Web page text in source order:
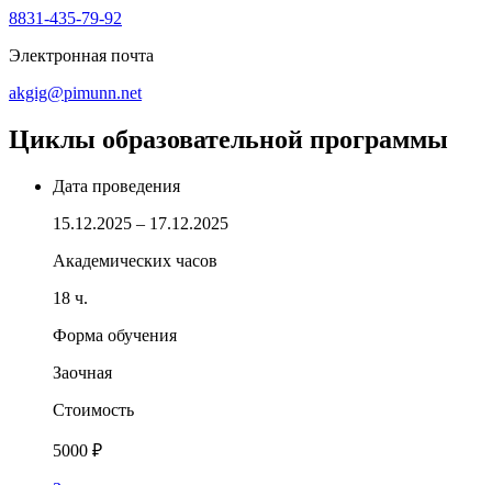
8831-435-79-92
Электронная почта
akgig@pimunn.net
Циклы образовательной программы
Дата проведения
15.12.2025 – 17.12.2025
Академических часов
18 ч.
Форма обучения
Заочная
Стоимость
5000 ₽